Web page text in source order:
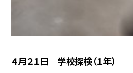
４月２１日 学校探検（１年）